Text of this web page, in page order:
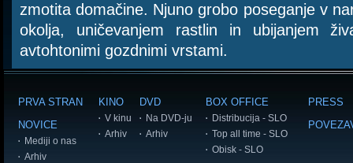
zmotita domačine. Njuno grobo poseganje v
okolja, uničevanjem rastlin in ubijanjem
avtohtonimi gozdnimi vrstami.
PRVA STRAN
NOVICE
Mediji o nas
Arhiv
KINO
V kinu
Arhiv
DVD
Na DVD-ju
Arhiv
BOX OFFICE
Distribucija - SLO
Top all time - SLO
Obisk - SLO
PRESS